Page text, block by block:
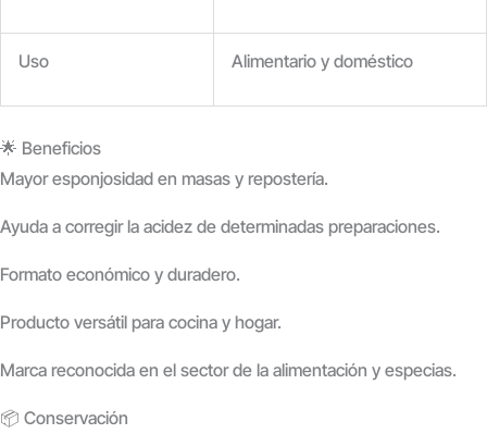
Uso Alimentario y doméstico
🌟 Beneficios
Mayor esponjosidad en masas y repostería.
Ayuda a corregir la acidez de determinadas preparaciones.
Formato económico y duradero.
Producto versátil para cocina y hogar.
Marca reconocida en el sector de la alimentación y especias.
📦 Conservación